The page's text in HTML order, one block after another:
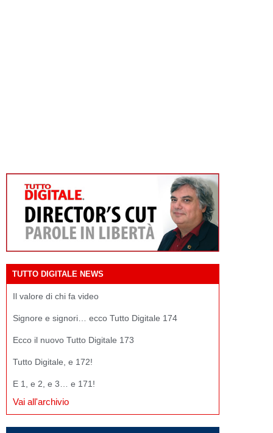
TUTTO DIGITALE NEWS
Il valore di chi fa video
Signore e signori… ecco Tutto Digitale 174
Ecco il nuovo Tutto Digitale 173
Tutto Digitale, e 172!
E 1, e 2, e 3… e 171!
Vai all'archivio